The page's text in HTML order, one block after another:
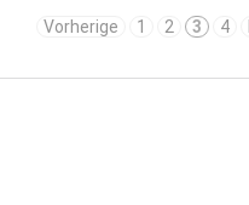
Vorherige 1 2 3 4